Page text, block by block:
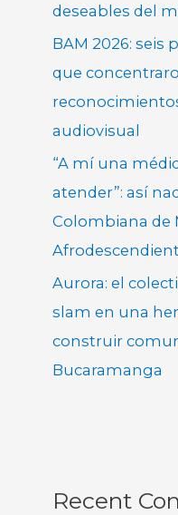
deseables del
BAM 2026: seis
que
audiovisual
“A mí una
atender”: así
Colombiana de
Aurora: el
slam en una
construir
Bucaramanga
Recent